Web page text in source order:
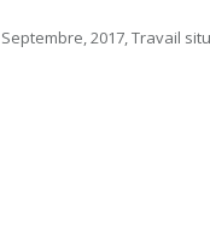
2017, Travail